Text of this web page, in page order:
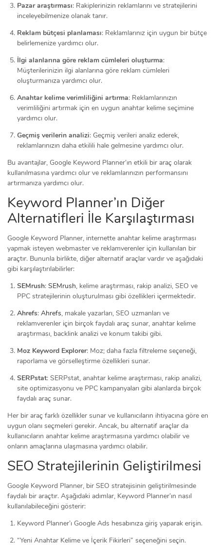
Pazar araştırması: Rakiplerinizin reklamlarını ve stratejilerini
inceleyebilmenize olanak tanır.
Reklam bütçesi planlaması: Reklamlarınız için uygun bir bütçe
belirlemenize yardımcı olur.
İlgi alanlarına göre reklam cümleleri oluşturma:
Müşterilerinizin ilgi alanlarına göre reklam cümleleri
oluşturmanıza yardımcı olur.
Anahtar kelime verimliliğini artırma: Reklamlarınızın
verimliliğini artırmak için en uygun anahtar kelime seçimine
yardımcı olur.
Geçmiş verilerin analizi: Geçmiş verileri analiz ederek,
reklamlarınızın daha etkilili hale gelmesine yardımcı olur.
Bu avantajlar, Google Keyword Planner’ın etkili bir araç olarak
kullanılmasına yardımcı olur ve reklamlarınızın performansını
artırmanıza yardımcı olur.
Keyword Planner’ın Diğer
Alternatifleri İle Karşılaştırması
Google Keyword Planner, internette anahtar kelime araştırması
yapmak isteyen webmaster ve reklamverenler için kullanılan bir
araçtır. Bununla birlikte, diğer alternatif araçlar vardır ve aşağıdaki
gibi karşılaştırılabilirler:
SEMrush: SEMrush, kelime araştırması, rakip analizi, SEO ve
PPC stratejilerinin oluşturulması gibi özellikleri içermektedir.
Ahrefs: Ahrefs, makale yazarları, SEO uzmanları ve
reklamverenler için birçok faydalı araç sunar, anahtar kelime
araştırması, backlink analizi ve konum takibi gibi.
Moz Keyword Explorer: Moz; daha fazla filtreleme seçeneği,
raporlama ve görselleştirme özellikleri sunar.
SERPstat: SERPstat, anahtar kelime araştırması, rakip analizi,
site optimizasyonu ve PPC kampanyaları gibi alanlarda birçok
faydalı araç sunar.
Her bir araç farklı özellikler sunar ve kullanıcıların ihtiyacına göre en
uygun olanı seçmeleri gerekir. Ancak, bu alternatif araçlar da
kullanıcıların anahtar kelime araştırmasına yardımcı olabilir ve
onların amaçlarına ulaşmasına yardımcı olabilir.
SEO Stratejilerinin Geliştirilmesi
Google Keyword Planner, bir SEO stratejisinin geliştirilmesinde
faydalı bir araçtır. Aşağıdaki adımlar, Keyword Planner’ın nasıl
kullanılabileceğini gösterir:
Keyword Planner’ı Google Ads hesabınıza giriş yaparak erişin.
“Yeni Anahtar Kelime ve İçerik Fikirleri” seçeneğini seçin.